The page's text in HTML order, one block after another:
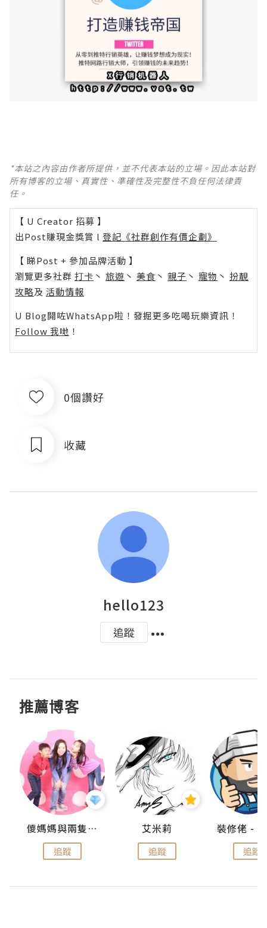
*本站之內容由作者所提供，並不代表本站的立場。因此本站對
所有博客的立場、真實性、準確性及完整性不負任何法律責
任。
【 U Creator 招募 】
出Post賺現金獎賞 l 登記《社群創作有價企劃》
【 睇Post + 參加品牌活動 】
瀏覽更多社群 打卡 丶 旅遊 丶 美食 丶 親子 丶 寵物 丶 扮靚
攻略及 活動情報
U Blog開咗WhatsApp啦！發掘更多吃喝玩樂資訊！
Follow 我哋 ！
0個讚好
收藏
hello123
追蹤
推薦博客
儍媽媽與兩隻小魔怪之家
追蹤
艾米莉
追蹤 追蹤